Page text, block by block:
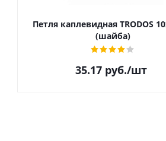
Петля каплевидная TRODOS
(шайба)
35.17руб./шт